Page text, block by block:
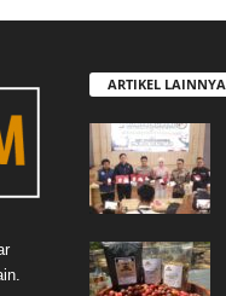
ARTIKEL LAINNYA